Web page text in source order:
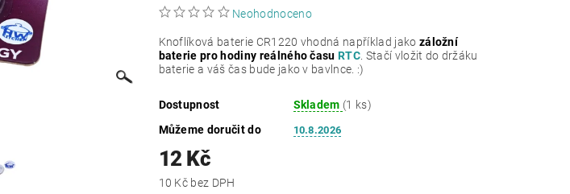
Neohodnoceno
Knoflíková baterie CR1220 vhodná například jako záložní
baterie pro hodiny reálného časuRTC . Stačí vložit do držáku
baterie a váš čas bude jako v bavlnce. :)
Dostupnost Skladem (1 ks)
Můžeme doručit do
10.8.2026
12 Kč
10 Kč bez DPH